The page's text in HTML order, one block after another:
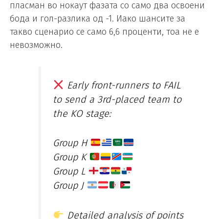
пласман во нокаут фазата со само два освоени
бода и гол-разлика од -1. Иако шансите за
такво сценарио се само 6,6 проценти, тоа не е
невозможно.
Early front-runners to FAIL
to send a 3rd-placed team to
the KO stage:
Group H
Group K
Group L
Group J
Detailed analysis of points